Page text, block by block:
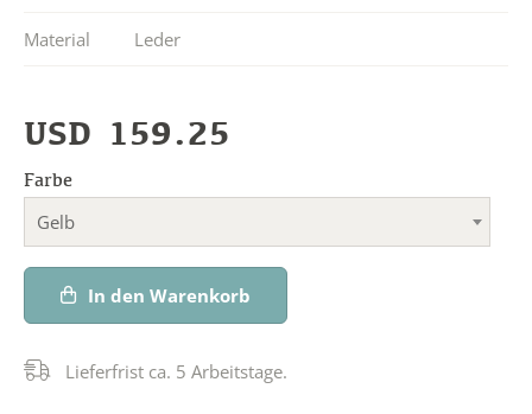
Material Leder
USD 159.25
Farbe
Gelb
In den Warenkorb
Lieferfrist ca. 5 Arbeitstage.